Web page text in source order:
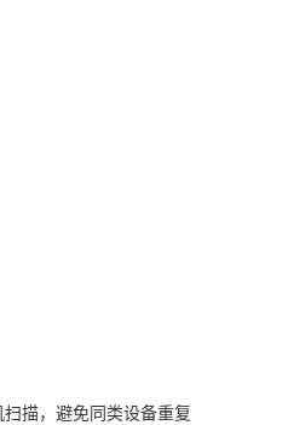
描，避免同类设备重复